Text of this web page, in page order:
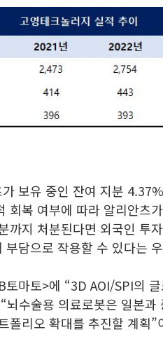
보유 중인 잔여 지분
회복 여부에 따라 알리안츠
까지 처분된다면 외국인 투
담으로 작용할 수 있다는
토마토>에 “3D AOI/SPI의
뇌수술용 의료로봇은 일본
폴리오 확대를 추진할 계획”